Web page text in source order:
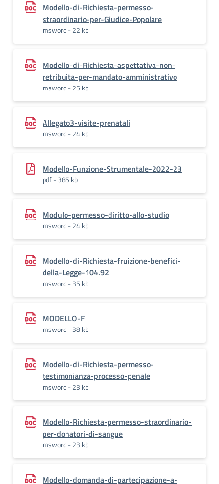
Modello-di-Richiesta-permesso-
straordinario-per-Giudice-Popolare
msword - 22 kb
Modello-di-Richiesta-aspettativa-non-
retribuita-per-mandato-amministrativo
msword - 25 kb
Allegato3-visite-prenatali
msword - 24 kb
Modello-Funzione-Strumentale-2022-23
pdf - 385 kb
Modulo-permesso-diritto-allo-studio
msword - 24 kb
Modello-di-Richiesta-fruizione-benefici-
della-Legge-104.92
msword - 35 kb
MODELLO-F
msword - 38 kb
Modello-di-Richiesta-permesso-
testimonianza-processo-penale
msword - 23 kb
Modello-Richiesta-permesso-straordinario-
per-donatori-di-sangue
msword - 23 kb
Modello-domanda-di-partecipazione-a-